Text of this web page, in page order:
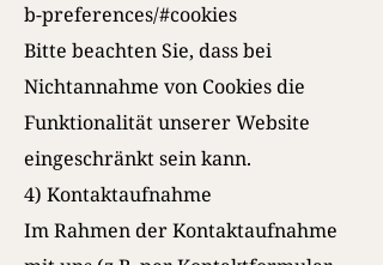
b-preferences/#cookies
Bitte beachten Sie, dass bei
Nichtannahme von Cookies die
Funktionalität unserer Website
eingeschränkt sein kann.
4) Kontaktaufnahme
Im Rahmen der Kontaktaufnahme